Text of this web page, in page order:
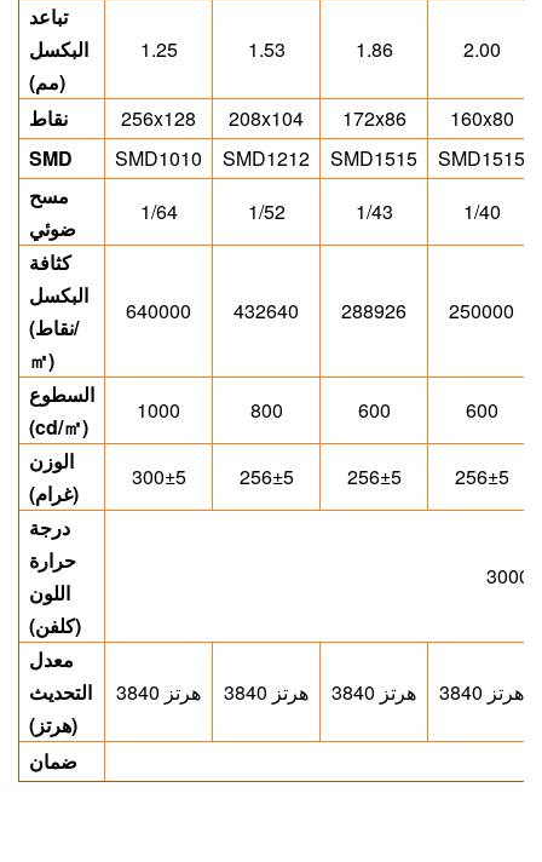
تباعد
البكسل
(مم)
1.25 1.53 1.86 2.00
نقاط 256x128 208x104 172x86
160x80
SMD
SMD1010 SMD1212 SMD1515
SMD1515
مسح
ضوئي
1/64 1/52 1/43
1/40
كثافة
البكسل
(نقاط/
㎡)
640000 432640 288926 250000
السطوع
(cd/㎡)
1000 800 600
600
الوزن
(غرام)
300±5 256±5 256±5
256±5
درجة
حرارة
اللون
(كلفن)
معدل
التحديث
(هرتز)
3840 هرتز 3840 هرتز 3840 هرتز 3840 هرتز
ضمان